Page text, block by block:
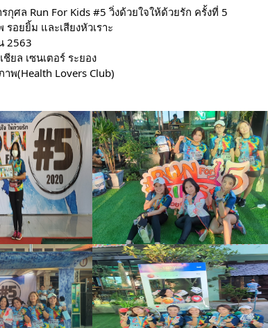
กุศล Run For Kids #5 วิ่งด้วยใจให้ด้วยรัก ครั้งที่ 5
อยยิ้ม และเสียงหัวเราะ
2563
ยล เซนเตอร์ ระยอง
พ(Health Lovers Club)